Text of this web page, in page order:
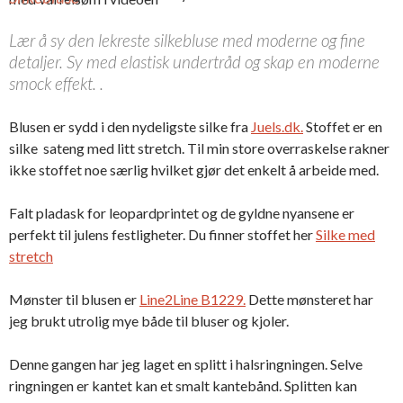
Lær å sy den lekreste silkebluse med moderne og fine
detaljer. Sy med elastisk undertråd og skap en moderne
smock effekt. .
Blusen er sydd i den nydeligste silke fra Juels.dk.Stoffet er en
silke sateng med litt stretch. Til min store overraskelse rakner
ikke stoffet noe særlig hvilket gjør det enkelt å arbeide med.
Falt pladask for leopardprintet og de gyldne nyansene er
perfekt til julens festligheter. Du finner stoffet herSilke med
stretch
Mønster til blusen er Line2Line B1229. Dette mønsteret har
jeg brukt utrolig mye både til bluser og kjoler.
Denne gangen har jeg laget en splitt i halsringningen. Selve
ringningen er kantet kan et smalt kantebånd. Splitten kan